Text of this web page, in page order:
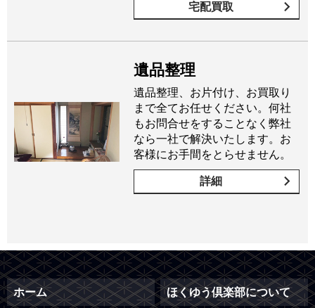
宅配買取
遺品整理
遺品整理、お片付け、お買取り
まで全てお任せください。何社
もお問合せをすることなく弊社
なら一社で解決いたします。お
客様にお手間をとらせません。
詳細
ホーム ほくゆう倶楽部について